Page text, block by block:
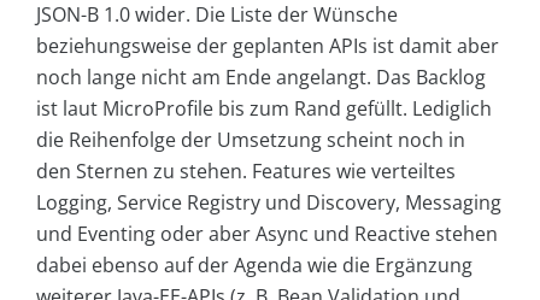
JSON-B 1.0 wider. Die Liste der Wünsche
beziehungsweise der geplanten APIs ist damit aber
noch lange nicht am Ende angelangt. Das Backlog
ist laut MicroProfile bis zum Rand gefüllt. Lediglich
die Reihenfolge der Umsetzung scheint noch in
den Sternen zu stehen. Features wie verteiltes
Logging, Service Registry und Discovery, Messaging
und Eventing oder aber Async und Reactive stehen
dabei ebenso auf der Agenda wie die Ergänzung